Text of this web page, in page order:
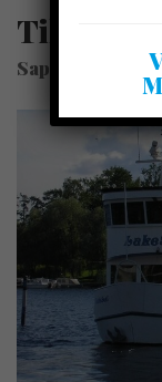
Sapha Oy